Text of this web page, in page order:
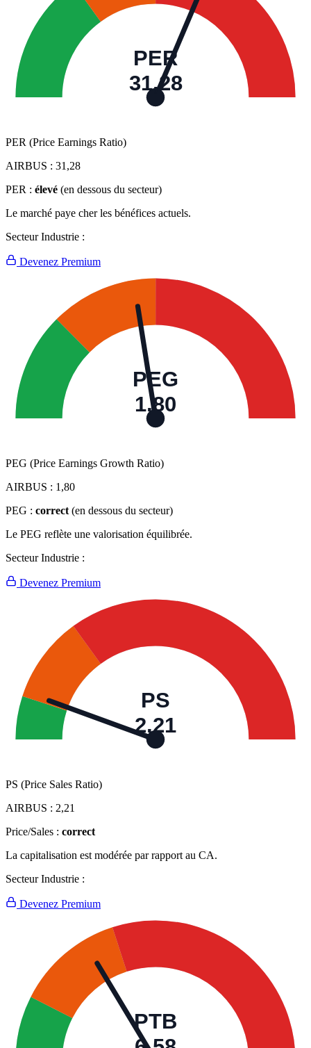
PER
31,28
PER (Price Earnings Ratio)
AIRBUS : 31,28
PER : élevé (en dessous du secteur)
Le marché paye cher les bénéfices actuels.
Secteur Industrie :
Devenez Premium
PEG
1,80
PEG (Price Earnings Growth Ratio)
AIRBUS : 1,80
PEG : correct (en dessous du secteur)
Le PEG reflète une valorisation équilibrée.
Secteur Industrie :
Devenez Premium
PS
2,21
PS (Price Sales Ratio)
AIRBUS : 2,21
Price/Sales : correct
La capitalisation est modérée par rapport au CA.
Secteur Industrie :
Devenez Premium
PTB